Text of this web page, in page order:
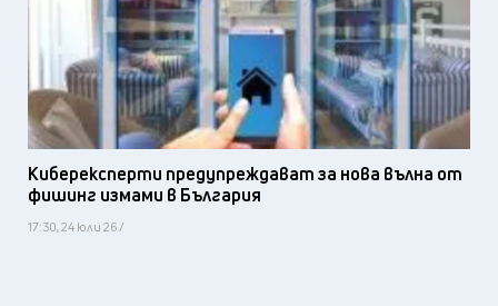
Киберексперти предупреждават за нова вълна от
фишинг измами в България
17:30, 24 юли 26 /